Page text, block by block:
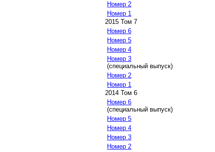
Номер 2
Номер 1
2015 Том 7
Номер 6
Номер 5
Номер 4
Номер 3
(специальный выпуск)
Номер 2
Номер 1
2014 Том 6
Номер 6
(специальный выпуск)
Номер 5
Номер 4
Номер 3
Номер 2